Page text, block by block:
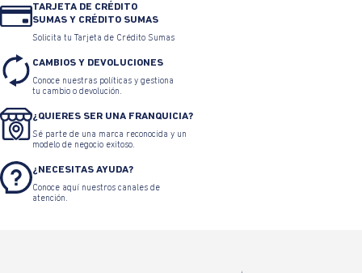
TARJETA DE CRÉDITO
SUMAS Y CRÉDITO SUMAS
Solicita tu Tarjeta de Crédito Sumas
CAMBIOS Y DEVOLUCIONES
Conoce nuestras políticas y gestiona
tu cambio o devolución.
¿QUIERES SER UNA FRANQUICIA?
Sé parte de una marca reconocida y un
modelo de negocio exitoso.
¿NECESITAS AYUDA?
Conoce aquí nuestros canales de
atención.